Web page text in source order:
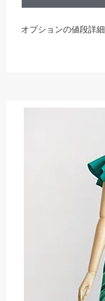
オプションの値段詳細